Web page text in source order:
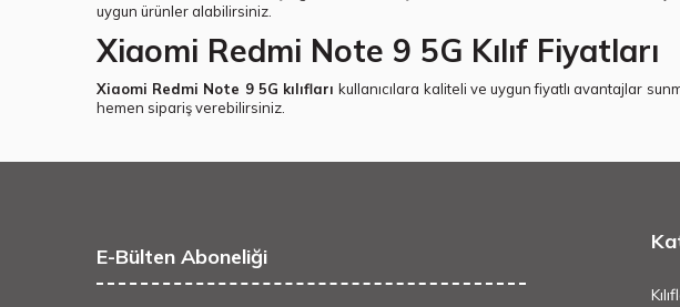
uygun ürünler alabilirsiniz.
Xiaomi Redmi Note 9 5G Kılıf Fiyatları
Xiaomi Redmi Note 9 5G kılıflarıkullanıcılara kaliteli ve uygun fiyatlı avantajlar
hemen sipariş verebilirsiniz.
E-Bülten Aboneliği